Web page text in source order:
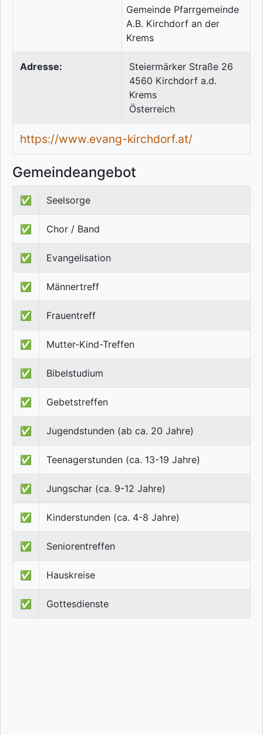
Adresse:
Steiermärker Straße 26
4560 Kirchdorf a.d.
Krems
Österreich
https://www.evang-kirchdorf.at/
Gemeindeangebot
✅ Seelsorge
✅ Chor / Band
✅ Evangelisation
✅ Männertreff
✅ Frauentreff
✅ Mutter-Kind-Treffen
✅ Bibelstudium
✅ Gebetstreffen
✅ Jugendstunden (ab ca. 20 Jahre)
✅ Teenagerstunden (ca. 13-19 Jahre)
✅ Jungschar (ca. 9-12 Jahre)
✅ Kinderstunden (ca. 4-8 Jahre)
✅ Seniorentreffen
✅ Hauskreise
✅ Gottesdienste